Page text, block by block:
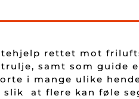
rettet mot
samt som guide
i mange ulike
slik at flere kan føle